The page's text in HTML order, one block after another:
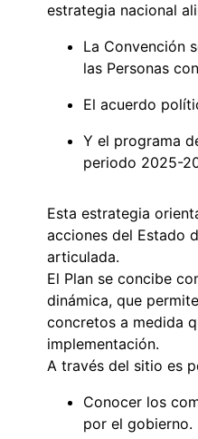
estrategia nacional
La Convención
las Personas
El acuerdo
Y el programa
periodo 2025-
Esta estrategia
acciones del Estado
articulada.
El Plan se concibe
dinámica, que
concretos a medida
implementación.
A través del sitio es
Conocer los
por el gobierno.